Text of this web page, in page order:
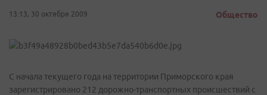
13:13, 30 октября 2009 Общество
С начала текущего года на территории Приморского края
зарегистрировано 212 дорожно-транспортных происшествий с